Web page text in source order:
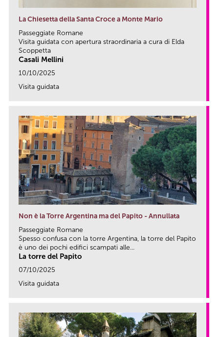
La Chiesetta della Santa Croce a Monte Mario
Passeggiate Romane
Visita guidata con apertura straordinaria a cura di Elda
Scoppetta
Casali Mellini
10/10/2025
Visita guidata
Non è la Torre Argentina ma del Papito - Annullata
Passeggiate Romane
Spesso confusa con la torre Argentina, la torre del Papito
è uno dei pochi edifici scampati alle...
La torre del Papito
07/10/2025
Visita guidata